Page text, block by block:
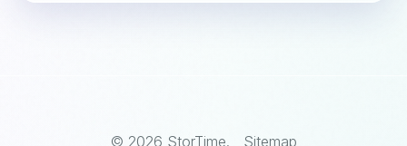
© 2026 StorTime. Sitemap